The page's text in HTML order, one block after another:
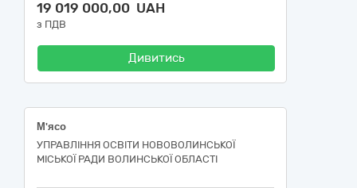
19 019 000,00 UAH
з ПДВ
Дивитись
М'ясо
УПРАВЛІННЯ ОСВІТИ НОВОВОЛИНСЬКОЇ
МІСЬКОЇ РАДИ ВОЛИНСЬКОЇ ОБЛАСТІ